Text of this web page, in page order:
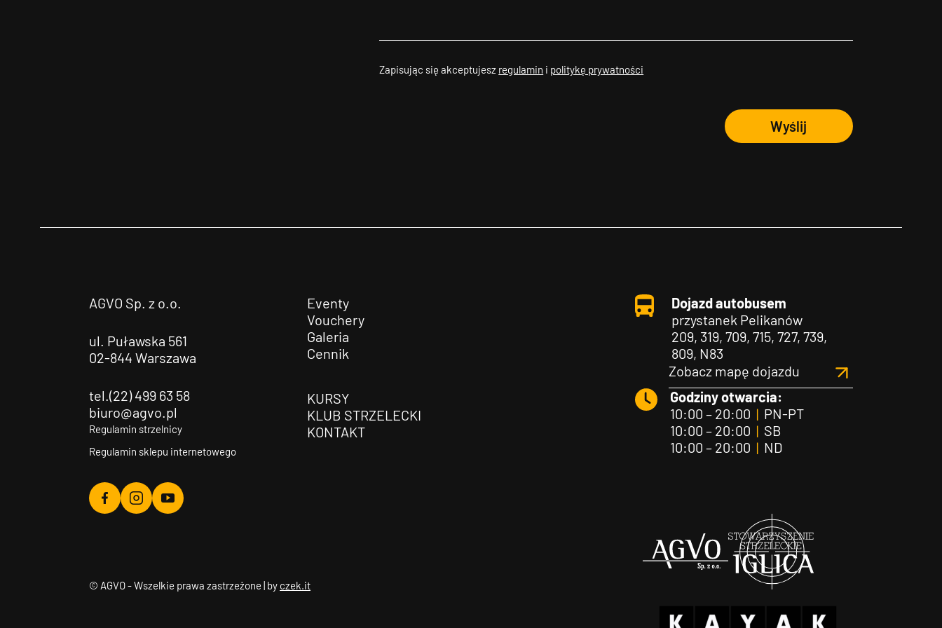
Zapisując się akceptujesz regulamin i politykę prywatności
Wyślij
AGVO Sp. z o.o.
ul. Puławska 561
02-844 Warszawa
tel.(22) 499 63 58
biuro@agvo.pl
Regulamin strzelnicy
Regulamin sklepu internetowego
Agvo
Agvo
Agvo
Eventy
Vouchery
Galeria
Cennik
KURSY
KLUB STRZELECKI
KONTAKT
Dojazd autobusem
przystanek Pelikanów
209, 319, 709, 715, 727, 739,
809, N83
Zobacz mapę dojazdu
Godziny otwarcia:
10:00 – 20:00 |PN-PT
10:00 – 20:00 |SB
10:00 – 20:00 |ND
© AGVO - Wszelkie prawa zastrzeżone | by czek.it
Agvo Iglica